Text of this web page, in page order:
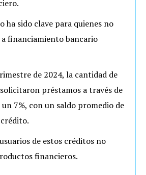
ha sido clave para quienes no
financiamiento bancario
de 2024, la cantidad de
préstamos a través de
7%, con un saldo promedio de
de estos créditos no
financieros.